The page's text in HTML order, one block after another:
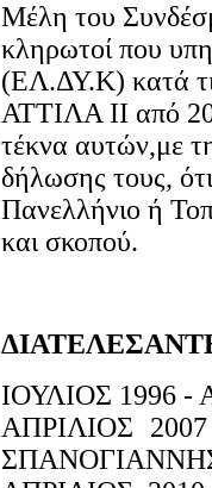
Μέλη του
κληρωτοί που
(ΕΛ.ΔΥ.Κ) κατά
ΑΤΤΙΛΑ ΙΙ από
τέκνα αυτών,με
δήλωσης τους,
Πανελλήνιο ή
και σκοπού.
ΙΟΥΛΙΟΣ
ΑΠΡΙΛΙΟΣ